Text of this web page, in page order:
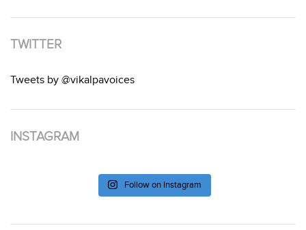
TWITTER
Tweets by @vikalpavoices
INSTAGRAM
Follow on Instagram